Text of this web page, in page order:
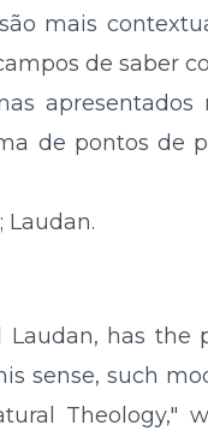
mais
de saber
apresentados
de pontos de
Laudan.
Laudan, has the
sense, such
Theology,"